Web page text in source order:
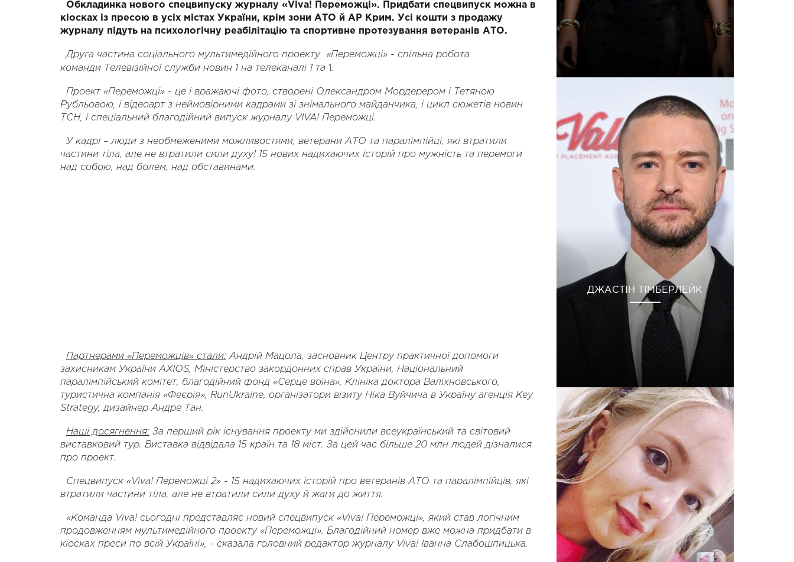
Обкладинка нового спецвипуску журналу «Viva! Переможці».
Придбати спецвипуск можна в
кіосках із пресою в усіх містах України, крім зони АТО й АР Крим. Усі кошти з продажу
журналу підуть на психологічну реабілітацію та спортивне протезування ветеранів АТО.
Друга частина соціального мультимедійного проекту «Переможці» - спільна робота
команди Телевізійної служби новин 1 на телеканалі 1 та 1.
Проект «Переможці» - це і вражаючі фото, створені Олександром Мордерером і Тетяною
Рубльовою, і відеоарт з неймовірними кадрами зі знімального майданчика, і цикл сюжетів новин
ТСН, і спеціальний благодійний випуск журналу VIVA! Переможці.
У кадрі – люди з необмеженими можливостями, ветерани АТО та паралімпійці, які втратили
частини тіла, але не втратили сили духу! 15 нових надихаючих історій про мужність та перемоги
над собою, над болем, над обставинами.
Партнерами «Переможців» стали: Андрій Мацола, засновник Центру практичної допомоги
захисникам України AXIOS, Міністерство закордонних справ України, Національний
паралімпійський комітет, благодійний фонд «Серце воїна», Клініка доктора Валіхновського,
туристична компанія «Феєрія», RunUkraine, організатори візиту Ніка Вуйчича в Україну агенція Key
Strategy, дизайнер Андре Тан.
Наші досягнення: За перший рік існування проекту ми здійснили всеукраїнський та світовий
виставковий тур. Виставка відвідала 15 країн та 18 міст. За цей час більше 20 млн людей дізналися
про проект.
Спецвипуск «Viva! Переможці 2» - 15 надихаючих історій про ветеранів АТО та паралімпійців, які
втратили частини тіла, але не втратили сили духу й жаги до життя.
«Команда Viva! сьогодні представляє новий спецвипуск «Viva! Переможці», який став логічним
продовженням мультимедійного проекту «Переможці». Благодійний номер вже можна придбати в
кіосках преси по всій Україні», - сказала головний редактор журналу Viva! Іванна Слабошпицька.
ДЖАСТІН ТІМБЕРЛЕЙК